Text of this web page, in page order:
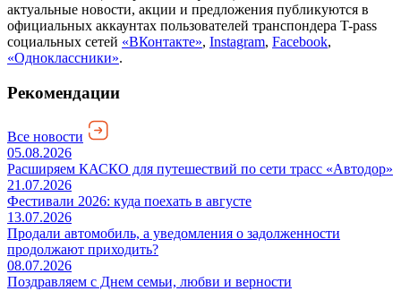
актуальные новости, акции и предложения публикуются в
официальных аккаунтах пользователей транспондера T-pass
социальных сетей «ВКонтакте», Instagram, Facebook,
«Одноклассники».
Рекомендации
Все новости
05.08.2026
Расширяем КАСКО для путешествий по сети трасс «Автодор»
21.07.2026
Фестивали 2026: куда поехать в августе
13.07.2026
Продали автомобиль, а уведомления о задолженности
продолжают приходить?
08.07.2026
Поздравляем с Днем семьи, любви и верности